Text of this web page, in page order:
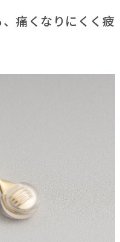
痛くなりにくく疲